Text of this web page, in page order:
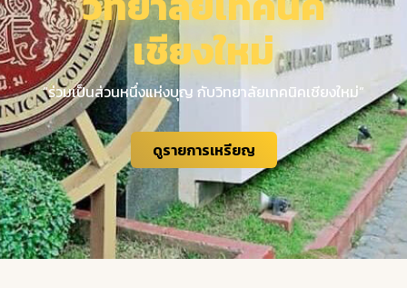
เชียงใหม่
“ร่วมเป็นส่วนหนึ่งแห่งบุญ กับวิทยาลัยเทคนิคเชียงใหม่”
ดูรายการเหรียญ